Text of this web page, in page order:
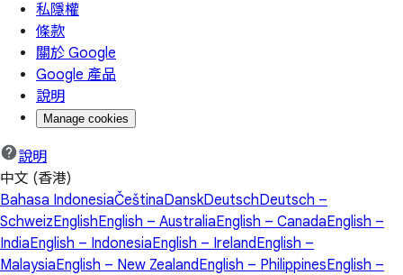
私隱權
條款
關於 Google
Google 產品
說明
Manage cookies
說明
中文 (香港)
Bahasa IndonesiaČeštinaDanskDeutschDeutsch –
SchweizEnglishEnglish – AustraliaEnglish – CanadaEnglish –
IndiaEnglish – IndonesiaEnglish – IrelandEnglish –
MalaysiaEnglish – New ZealandEnglish – PhilippinesEnglish –